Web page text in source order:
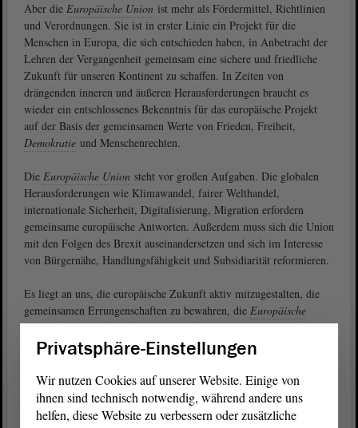
Aber die Europäische Union ist mehr als Fördermittel, Richtlinien
und Verordnungen. Sie ist in erster Linie ein Projekt für die
Menschen in Europa, die sich entschieden haben, in Anbetracht der
Lehren der Vergangenheit gemeinsam eine sichere und friedliche
Zukunft für unseren Kontinent zu schaffen. In Zeiten von
drängenden inneren und äußeren Herausforderungen braucht es
wieder ein entschlossenes Bekenntnis für das europäische Projekt
auf der Basis der gemeinsamen Werte von Frieden, Freiheit,
Demokratie und Menschenrechten.
Die Europäische Union steht vor großen Aufgaben. Die globalen
Herausforderungen wie Klimawandel, fairer Welthandel,
internationale Sicherheit, Digitalisierung, Migration erfordern
gemeinsame europäische Antworten. Außerdem muss sich die Union
mit den Folgen des Brexit auseinandersetzen und sich im Interesse
von Bürgernähe, Handlungsfähigkeit und Subsidiarität reformieren.
Es liegt an uns, die europäische Zukunft aktiv mitzugestalten, die
gemeinsamen Errungenschaften zu bewahren, die Europäische
Unionhandlungsfähig für die Zukunft zu machen und ihr eine
selbstbewusste Rolle in der Welt aufzutragen.
Liebe Bürgerinnen und Bürger, wir rufen Sie deshalb auf:
Geben Sie am 26. Mai Ihre Stimme für Europa ab!
Privatsphäre-Einstellungen
Wir nutzen Cookies auf unserer Website. Einige von
ihnen sind technisch notwendig, während andere uns
helfen, diese Website zu verbessern oder zusätzliche